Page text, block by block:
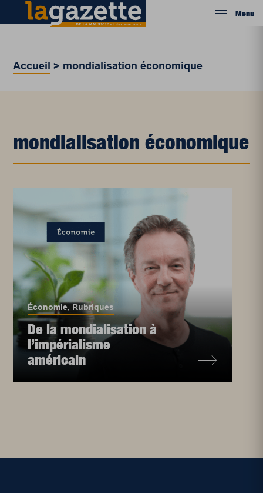
Menu
Accueil > mondialisation économique
mondialisation économique
Économie, Rubriques
De la mondialisation à
l’impérialisme
américain